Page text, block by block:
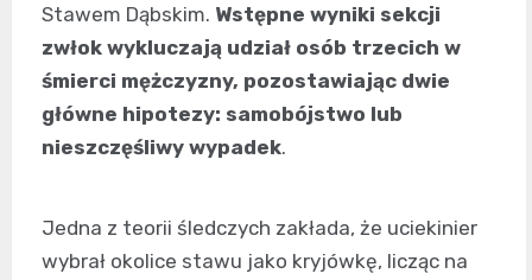
Stawem Dąbskim. Wstępne wyniki sekcji
zwłok wykluczają udział osób trzecich w
śmierci mężczyzny, pozostawiając dwie
główne hipotezy: samobójstwo lub
nieszczęśliwy wypadek.
Jedna z teorii śledczych zakłada, że uciekinier
wybrał okolice stawu jako kryjówkę, licząc na